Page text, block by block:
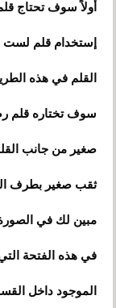
أولاً سوف تحتاج
إستخدام قلم
القلم في هذه
سوف تختاره قلم
صغير من جانب
ثقب صغير بطرف
مبين لك في
في هذه الفتحة
الموجود داخل